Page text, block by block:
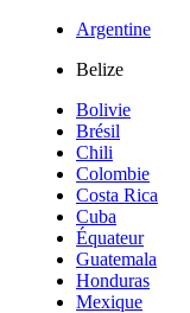
Argentine
Belize
Bolivie
Brésil
Chili
Colombie
Costa Rica
Cuba
Équateur
Guatemala
Honduras
Mexique